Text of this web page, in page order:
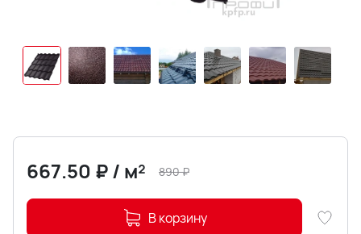
667.50 ₽/ м² 890₽
В корзину